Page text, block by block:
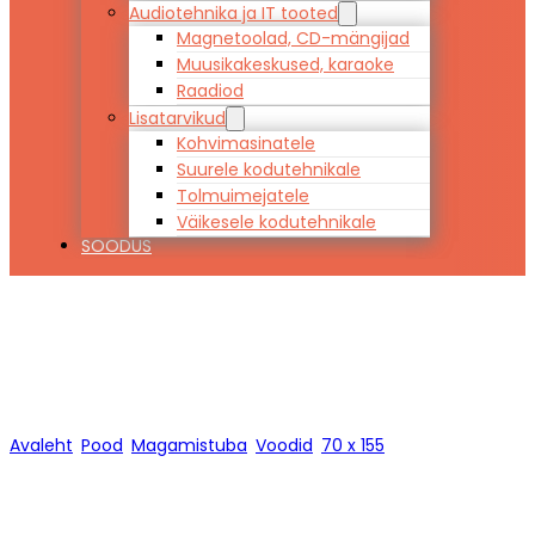
Audiotehnika ja IT tooted
Magnetoolad, CD-mängijad
Muusikakeskused, karaoke
Raadiod
Lisatarvikud
Kohvimasinatele
Suurele kodutehnikale
Tolmuimejatele
Väikesele kodutehnikale
SOODUS
Avaleht Pood Magamistuba Voodid 70 x 155